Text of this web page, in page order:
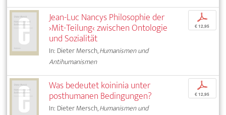
Jean-Luc Nancys Philosophie der
›Mit-Teilung‹ zwischen Ontologie
und Sozialität
In: Dieter Mersch,Humanismen und
Antihumanismen
p
€ 12,95
Was bedeutet koininia unter
posthumanen Bedingungen?
In: Dieter Mersch,Humanismen und
p
€ 12,95